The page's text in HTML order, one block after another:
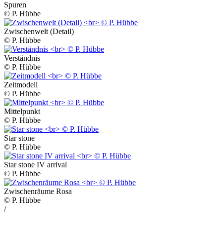
Spuren
© P. Hübbe
Zwischenwelt (Detail)
© P. Hübbe
Verständnis
© P. Hübbe
Zeitmodell
© P. Hübbe
Mittelpunkt
© P. Hübbe
Star stone
© P. Hübbe
Star stone IV arrival
© P. Hübbe
Zwischenräume Rosa
© P. Hübbe
/